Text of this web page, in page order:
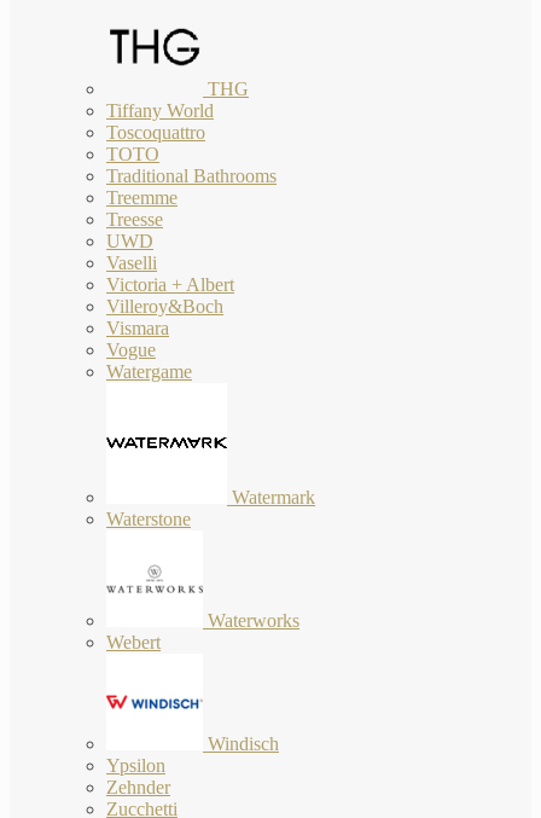
THG
Tiffany World
Toscoquattro
TOTO
Traditional Bathrooms
Treemme
Treesse
UWD
Vaselli
Victoria + Albert
Villeroy&Boch
Vismara
Vogue
Watergame
Watermark
Waterstone
Waterworks
Webert
Windisch
Ypsilon
Zehnder
Zucchetti